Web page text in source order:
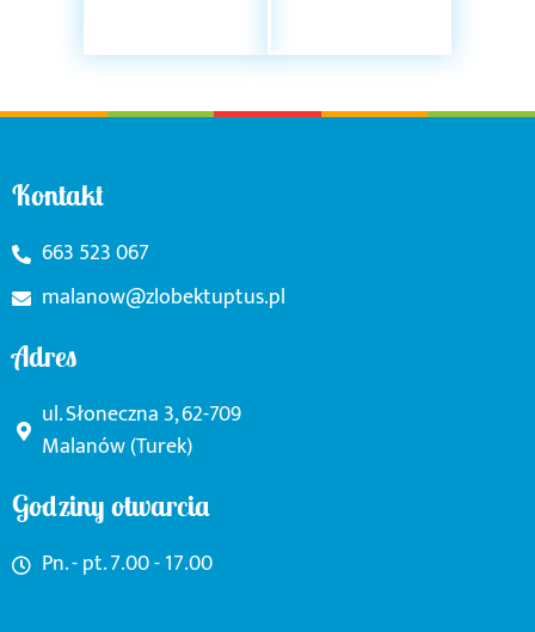
Kontakt
663 523 067
malanow@zlobektuptus.pl
Adres
ul. Słoneczna 3, 62-709
Malanów (Turek)
Godziny otwarcia
Pn. - pt. 7.00 - 17.00